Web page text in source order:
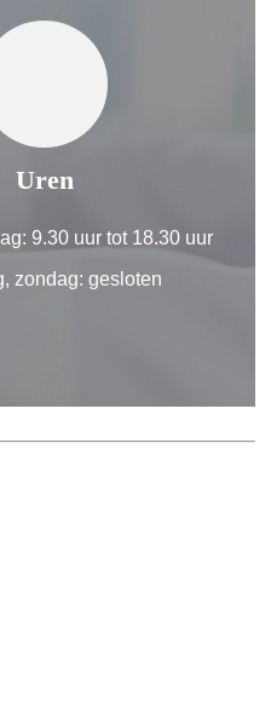
Uren
9.30 uur tot 18.30 uur
zondag: gesloten